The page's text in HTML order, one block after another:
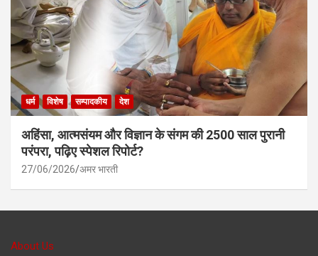
धर्म विशेष सम्पादकीय देश
अहिंसा, आत्मसंयम और विज्ञान के संगम की 2500 साल पुरानी
परंपरा, पढ़िए स्पेशल रिपोर्ट?
27/06/2026 अमर भारती
About Us